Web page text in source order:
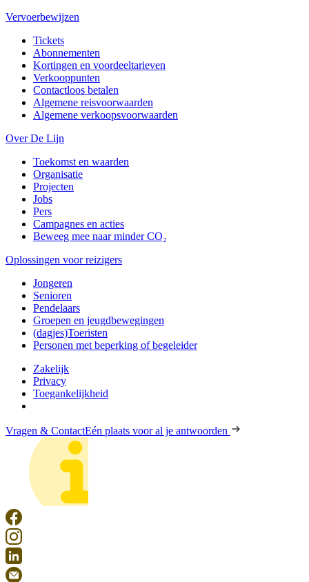
Vervoerbewijzen
Tickets
Abonnementen
Kortingen en voordeeltarieven
Verkooppunten
Contactloos betalen
Algemene reisvoorwaarden
Algemene verkoopsvoorwaarden
Over De Lijn
Toekomst en waarden
Organisatie
Projecten
Jobs
Pers
Campagnes en acties
Beweeg mee naar minder CO₂
Oplossingen voor reizigers
Jongeren
Senioren
Pendelaars
Groepen en jeugdbewegingen
(dagjes)Toeristen
Personen met beperking of begeleider
Zakelijk
Privacy
Toegankelijkheid
Vragen & ContactEén plaats voor al je antwoorden